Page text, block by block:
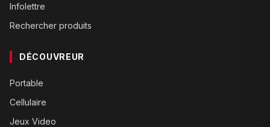
Infolettre
Rechercher produits
DÉCOUVREUR
Portable
Cellulaire
Jeux Video